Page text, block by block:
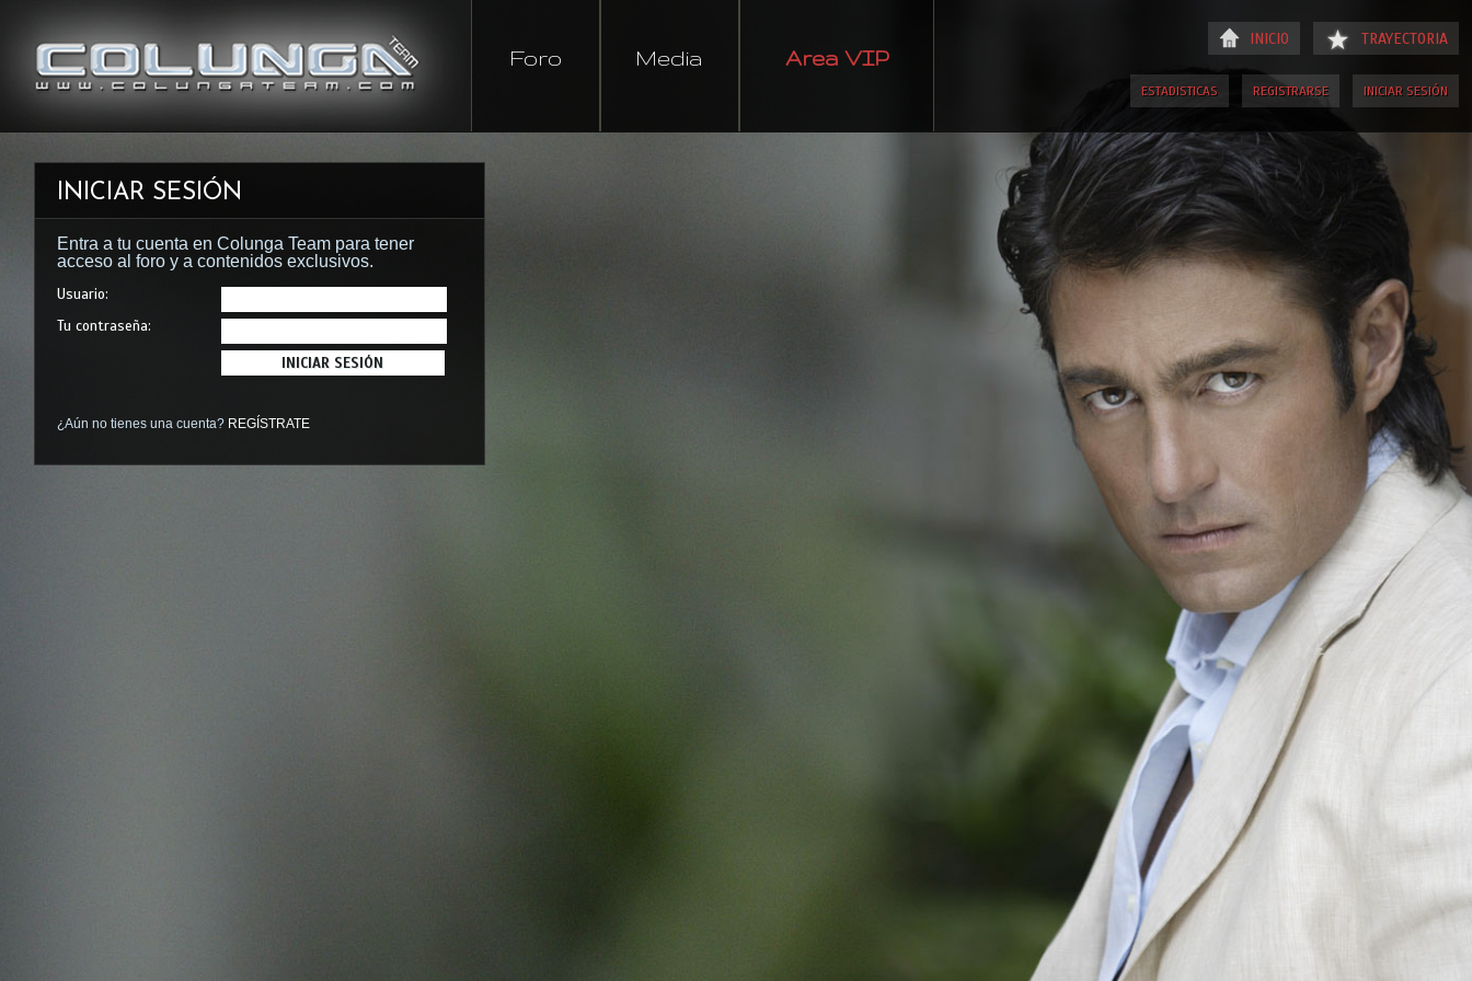
Foro Media Area VIP
TRAYECTORIA
INICIO
INICIAR SESIÓN
REGISTRARSE
ESTADISTICAS
INICIAR SESIÓN
Entra a tu cuenta en Colunga Team para tener
acceso al foro y a contenidos exclusivos.
Usuario:
Tu contraseña:
¿Aún no tienes una cuenta? REGÍSTRATE